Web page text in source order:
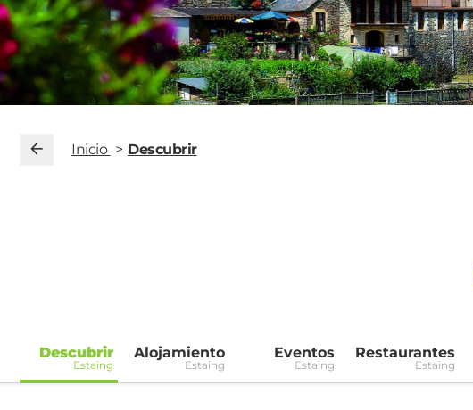
Inicio Descubrir
Descubrir
Estaing
Alojamiento
Estaing
Eventos
Estaing
Restaurantes
Estaing